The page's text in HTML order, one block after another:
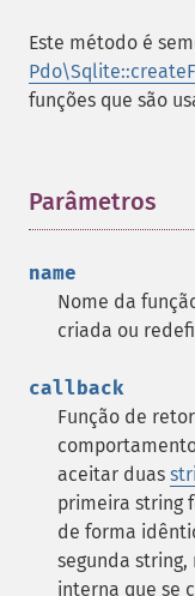
Este método é
funções que são
Parâmetros
name
Nome da
criada ou
callback
Função de
aceitar duas
primeira string
de forma
segunda
interna que se